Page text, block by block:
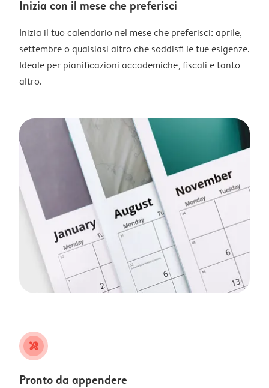
Inizia con il mese che preferisci
Inizia il tuo calendario nel mese che preferisci: aprile,
settembre o qualsiasi altro che soddisfi le tue esigenze.
Ideale per pianificazioni accademiche, fiscali e tanto
altro.
tools
Pronto da appendere